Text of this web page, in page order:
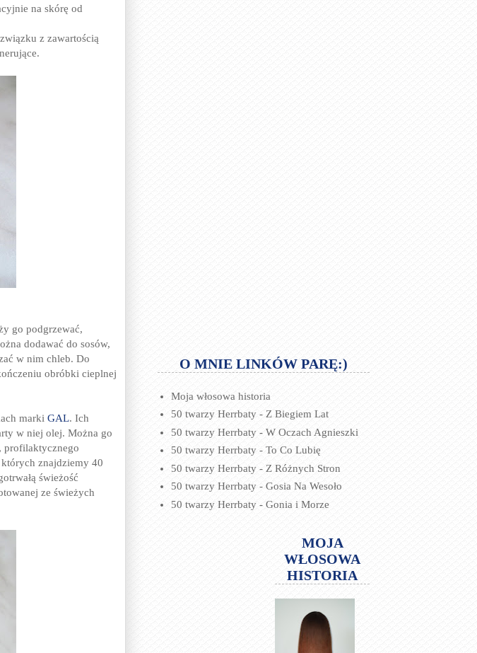
na skórę od
z zawartością
go podgrzewać,
dodawać do sosów,
w nim chleb. Do
obróbki cieplnej
marki GAL. Ich
w niej olej. Można go
profilaktycznego
których znajdziemy 40
świeżość
ze świeżych
O MNIE LINKÓW PARĘ:)
Moja włosowa historia
50 twarzy Herrbaty - Z Biegiem Lat
50 twarzy Herrbaty - W Oczach Agnieszki
50 twarzy Herrbaty - To Co Lubię
50 twarzy Herrbaty - Z Różnych Stron
50 twarzy Herrbaty - Gosia Na Wesoło
50 twarzy Herrbaty - Gonia i Morze
MOJA
WŁOSOWA
HISTORIA